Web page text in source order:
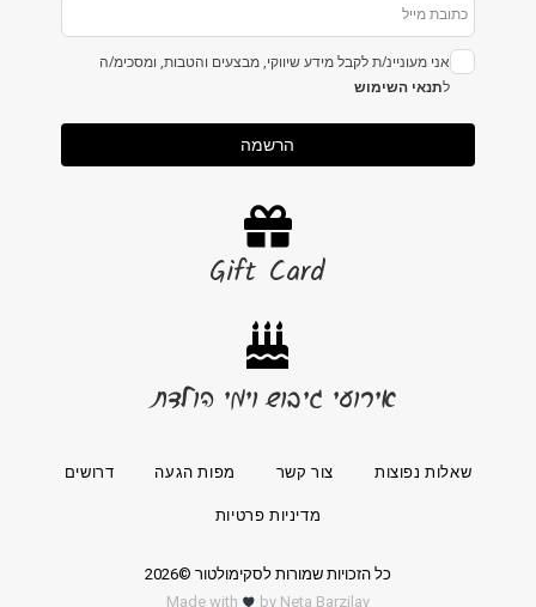
אני מעוניינ/ת לקבל מידע שיווקי, מבצעים והטבות, ומסכימ/ה
לתנאי השימוש
הרשמה
Gift Card
אירועי גיבוש וימי הולדת
שאלות נפוצות צור קשר מפות הגעה
דרושים
מדיניות פרטיות
כל הזכויות שמורות לסקימולטור ©2026
Made with
by Neta Barzilay